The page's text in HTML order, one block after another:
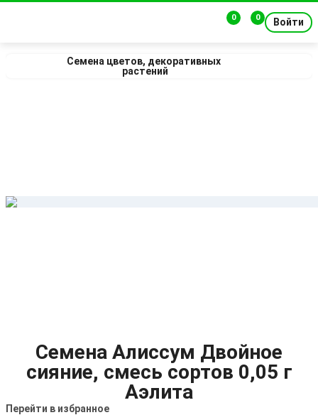
0 0 Войти
Семена цветов, декоративных
растений
Семена Алиссум Двойное
сияние, смесь сортов 0,05 г
Аэлита
Перейти в избранное